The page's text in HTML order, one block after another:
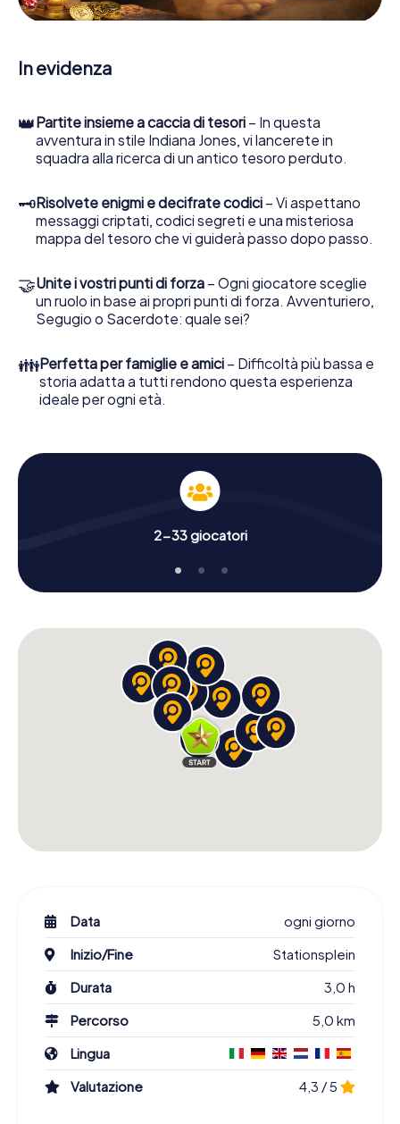
enigmatiche, la aiuta a raccogliere oggetti e la guida in
sicurezza per Hengelo.
Nel corso della caccia al tesoro a Hengelo, lei e il suo
team vi immergerete sempre più in profondità
In evidenza
👑Partite insieme a caccia di tesori – In questa
avventura in stile Indiana Jones, vi lancerete in
squadra alla ricerca di un antico tesoro perduto.
🗝Risolvete enigmi e decifrate codici – Vi aspettano
messaggi criptati, codici segreti e una misteriosa
mappa del tesoro che vi guiderà passo dopo passo.
🤝Unite i vostri punti di forza – Ogni giocatore sceglie
un ruolo in base ai propri punti di forza. Avventuriero,
Segugio o Sacerdote: quale sei?
👪Perfetta per famiglie e amici – Difficoltà più bassa e
storia adatta a tutti rendono questa esperienza
ideale per ogni età.
2-33 giocatori
Data
ogni giorno
Inizio/Fine
Stationsplein
Durata
3,0 h
Percorso
5,0 km
Lingua
Valutazione
4,3 / 5